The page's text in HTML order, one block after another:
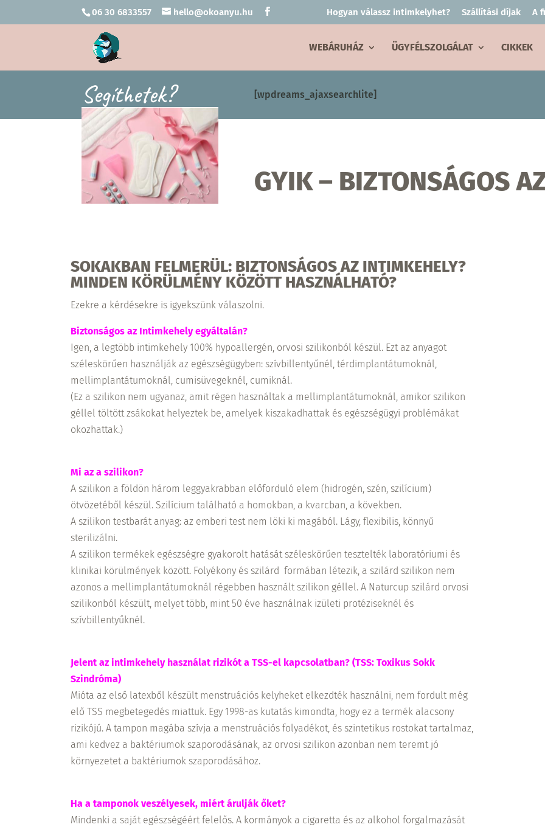
06 30 6833557 hello@okoanyu.hu Hogyan válassz intimkelyhet? Szállítási díjak A
WEBÁRUHÁZ ÜGYFÉLSZOLGÁLAT CIKKEK
Segíthetek? [wpdreams_ajaxsearchlite]
GYIK – BIZTONSÁGOS
SOKAKBAN FELMERÜL: BIZTONSÁGOS AZ INTIMKEHELY?
MINDEN KÖRÜLMÉNY KÖZÖTT HASZNÁLHATÓ?
Ezekre a kérdésekre is igyekszünk válaszolni.
Biztonságos az Intimkehely egyáltalán?
Igen, a legtöbb intimkehely 100% hypoallergén, orvosi szilikonból készül. Ezt az anyagot
széleskörűen használják az egészségügyben: szívbillentyűnél, térdimplantátumoknál,
mellimplantátumoknál, cumisüvegeknél, cumiknál.
(Ez a szilikon nem ugyanaz, amit régen használtak a mellimplantátumoknál, amikor szilikon
géllel töltött zsákokat helyeztek be, amelyek kiszakadhattak és egészségügyi problémákat
okozhattak.)
Mi az a szilikon?
A szilikon a földön három leggyakrabban előforduló elem (hidrogén, szén, szilícium)
ötvözetéből készül. Szilícium található a homokban, a kvarcban, a kövekben.
A szilikon testbarát anyag: az emberi test nem löki ki magából. Lágy, flexibilis, könnyű
sterilizálni.
A szilikon termékek egészségre gyakorolt hatását széleskörűen tesztelték laboratóriumi és
klinikai körülmények között. Folyékony és szilárd formában létezik, a szilárd szilikon nem
azonos a mellimplantátumoknál régebben használt szilikon géllel. A Naturcup szilárd orvosi
szilikonból készült, melyet több, mint 50 éve használnak izületi protéziseknél és
szívbillentyűknél.
Jelent az intimkehely használat rizikót a TSS-el kapcsolatban? (TSS: Toxikus Sokk
Szindróma)
Mióta az első latexből készült menstruációs kelyheket elkezdték használni, nem fordult még
elő TSS megbetegedés miattuk. Egy 1998-as kutatás kimondta, hogy ez a termék alacsony
rizikójú. A tampon magába szívja a menstruációs folyadékot, és szintetikus rostokat tartalmaz,
ami kedvez a baktériumok szaporodásának, az orvosi szilikon azonban nem teremt jó
környezetet a baktériumok szaporodásához.
Ha a tamponok veszélyesek, miért árulják őket?
Mindenki a saját egészségéért felelős. A kormányok a cigaretta és az alkohol forgalmazását